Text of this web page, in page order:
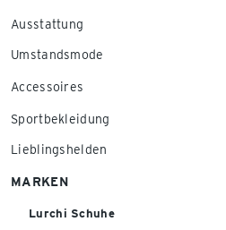
Ausstattung
Umstandsmode
Accessoires
Sportbekleidung
Lieblingshelden
MARKEN
Lurchi Schuhe